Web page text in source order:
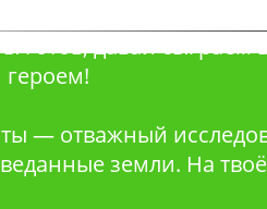
Виктория
готов, давай
ты — отважный
земли. На